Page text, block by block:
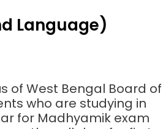
Language)
of West Bengal Board of
who are studying in
for Madhyamik exam